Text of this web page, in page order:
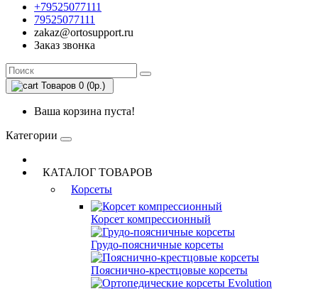
+79525077111
79525077111
zakaz@ortosupport.ru
Заказ звонка
Товаров 0 (0р.)
Ваша корзина пуста!
Категории
КАТАЛОГ ТОВАРОВ
Корсеты
Корсет компрессионный
Грудо-поясничные корсеты
Пояснично-крестцовые корсеты